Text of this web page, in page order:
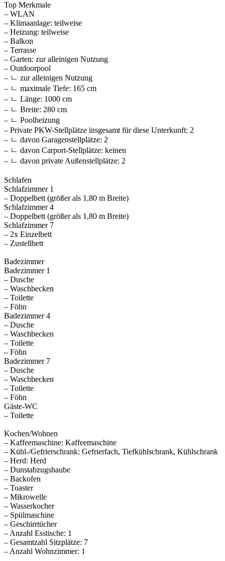
Top Merkmale
– WLAN
– Klimaanlage: teilweise
– Heizung: teilweise
– Balkon
– Terrasse
– Garten: zur alleinigen Nutzung
– Outdoorpool
– ㄴ zur alleinigen Nutzung
– ㄴ maximale Tiefe: 165 cm
– ㄴ Länge: 1000 cm
– ㄴ Breite: 280 cm
– ㄴ Poolheizung
– Private PKW-Stellplätze insgesamt für diese Unterkunft: 2
– ㄴ davon Garagenstellplätze: 2
– ㄴ davon Carport-Stellplätze: keinen
– ㄴ davon private Außen­stellplätze: 2
Schlafen
Schlafzimmer 1
– Doppelbett (größer als 1,80 m Breite)
Schlafzimmer 4
– Doppelbett (größer als 1,80 m Breite)
Schlafzimmer 7
– 2x Einzelbett
– Zustellbett
Badezimmer
Badezimmer 1
– Dusche
– Waschbecken
– Toilette
– Föhn
Badezimmer 4
– Dusche
– Waschbecken
– Toilette
– Föhn
Badezimmer 7
– Dusche
– Waschbecken
– Toilette
– Föhn
Gäste-WC
– Toilette
Kochen/Wohnen
– Kaffeemaschine: Kaffeemaschine
– Kühl-/Gefrierschrank: Gefrierfach, Tiefkühlschrank, Kühlschrank
– Herd: Herd
– Dunstabzugshaube
– Backofen
– Toaster
– Mikrowelle
– Wasserkocher
– Spülmaschine
– Geschirrtücher
– Anzahl Esstische: 1
– Gesamtzahl Sitzplätze: 7
– Anzahl Wohnzimmer: 1